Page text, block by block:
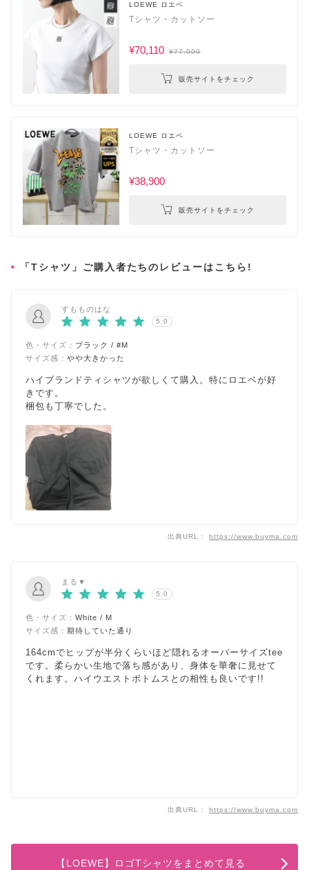
LOEWE ロエベ
Tシャツ・カットソー
¥70,110 ¥77,000
販売サイトをチェック
LOEWE ロエベ
Tシャツ・カットソー
¥38,900
販売サイトをチェック
「Tシャツ」ご購入者たちのレビューはこちら!
すもものはな
5.0
色・サイズ： ブラック / #M
サイズ感： やや大きかった
ハイブランドティシャツが欲しくて購入。特にロエベが好
きです。
梱包も丁寧でした。
出典URL： https://www.buyma.com
まる▼
5.0
色・サイズ： White / M
サイズ感： 期待していた通り
164cmでヒップが半分くらいほど隠れるオーバーサイズtee
です。柔らかい生地で落ち感があり、身体を華奢に見せて
くれます。ハイウエストボトムスとの相性も良いです!!
出典URL： https://www.buyma.com
【LOEWE】ロゴTシャツをまとめて見る